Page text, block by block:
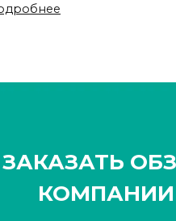
ЗАКАЗАТЬ
КОМПАНИИ